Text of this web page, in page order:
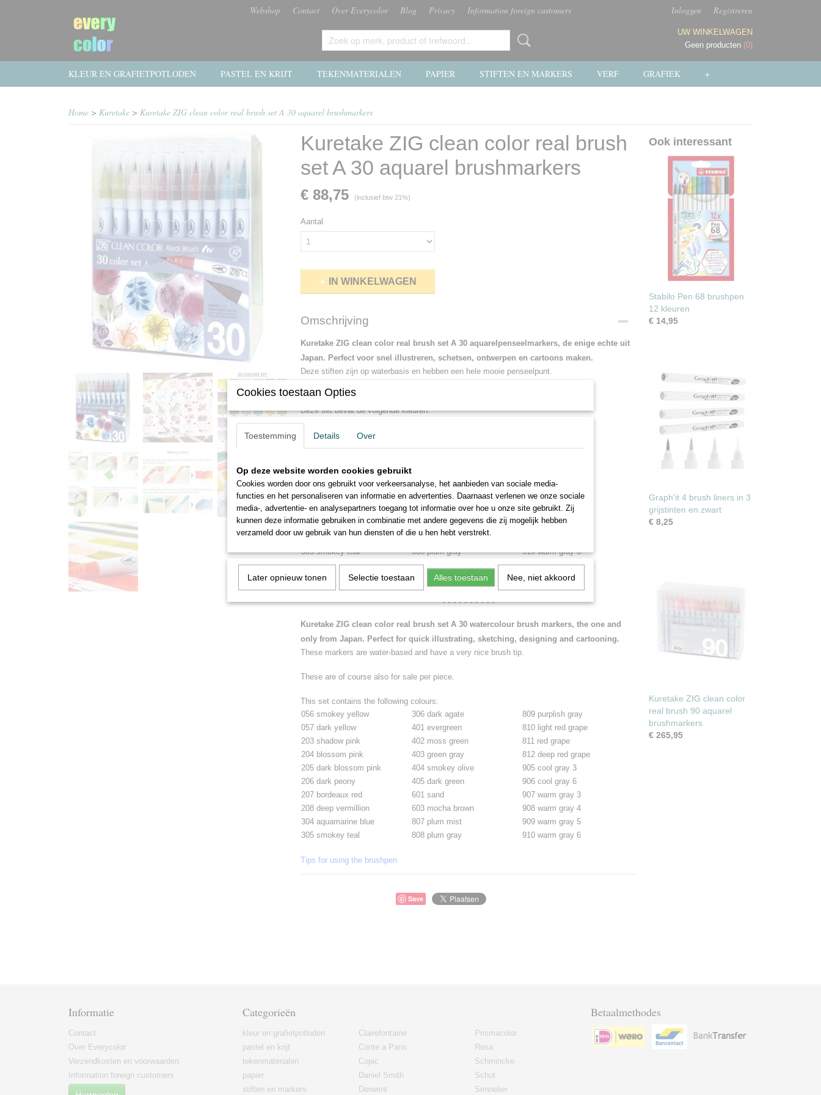
Webshop Contact Over Everycolor Blog Privacy Information foreign customers Inloggen Registreren
UW WINKELWAGEN
Geen producten (0)
KLEUR EN GRAFIETPOTLODEN PASTEL EN KRIJT TEKENMATERIALEN PAPIER STIFTEN EN MARKERS VERF GRAFIEK +
Home > Kuretake > Kuretake ZIG clean color real brush set A 30 aquarel brushmarkers
Kuretake ZIG clean color real brush
set A 30 aquarel brushmarkers
€ 88,75 (inclusief btw 21%)
Aantal
IN WINKELWAGEN
Omschrijving
Kuretake ZIG clean color real brush set A 30 aquarelpenseelmarkers, de enige echte uit
Japan. Perfect voor snel illustreren, schetsen, ontwerpen en cartoons maken.
Deze stiften zijn op waterbasis en hebben een hele mooie penseelpunt.
Deze Kuretake ZIG clean color real brush is natuurlijk bij ons ook per stuk te koop.
Deze set bevat de volgende kleuren:
056 smokey yellow
204 blossom pink
205 dark blossom pink
404 smokey olive
905 cool gray 3
206 dark peony
405 dark green
906 cool gray 6
207 bordeaux red
601 sand
907 warm gray 3
208 deep vermillion
603 mocha brown
908 warm gray 4
304 aquamarine blue
807 plum mist
305 smokey teal
808 plum gray 910 warm gray 6
Tips voor het gebruik van de brushpen
* * * * * * * * * *
Kuretake ZIG clean color real brush set A 30 watercolour brush markers, the one and
only from Japan. Perfect for quick illustrating, sketching, designing and cartooning.
These markers are water-based and have a very nice brush tip.
These are of course also for sale per piece.
This set contains the following colours:
056 smokey yellow
306 dark agate
809 purplish gray
057 dark yellow
401 evergreen
810 light red grape
203 shadow pink
402 moss green
811 red grape
204 blossom pink
403 green gray
812 deep red grape
205 dark blossom pink
404 smokey olive
905 cool gray 3
206 dark peony
405 dark green
906 cool gray 6
207 bordeaux red
601 sand
907 warm gray 3
208 deep vermillion
603 mocha brown
908 warm gray 4
304 aquamarine blue
807 plum mist
909 warm gray 5
305 smokey teal
808 plum gray 910 warm gray 6
Tips for using the brushpen
Save
Ook interessant
Stabilo Pen 68 brushpen
12 kleuren
€ 14,95
Graph'it 4 brush liners in 3
grijstinten en zwart
€ 8,25
Kuretake ZIG clean color
real brush 90 aquarel
brushmarkers
€ 265,95
Informatie
Contact
Over Everycolor
Verzendkosten en voorwaarden
Information foreign customers
Categorieën
kleur en grafietpotloden
pastel en krijt
tekenmaterialen
papier
stiften en markers
Clairefontaine
Conte a Paris
Copic
Daniel Smith
Derwent
Prismacolor
Rosa
Schmincke
Schut
Sennelier
Betaalmethodes
Cookies toestaan Opties
Toestemming Details Over
Op deze website worden cookies gebruikt
Cookies worden door ons gebruikt voor verkeersanalyse, het aanbieden van sociale media-
functies en het personaliseren van informatie en advertenties. Daarnaast verlenen we onze sociale
media-, advertentie- en analysepartners toegang tot informatie over hoe u onze site gebruikt. Zij
kunnen deze informatie gebruiken in combinatie met andere gegevens die zij mogelijk hebben
verzameld door uw gebruik van hun diensten of die u hen hebt verstrekt.
Later opnieuw tonen Selectie toestaan Alles toestaan Nee, niet akkoord